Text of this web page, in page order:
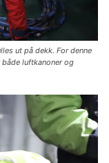
ut på dekk. For denne
luftkanoner og